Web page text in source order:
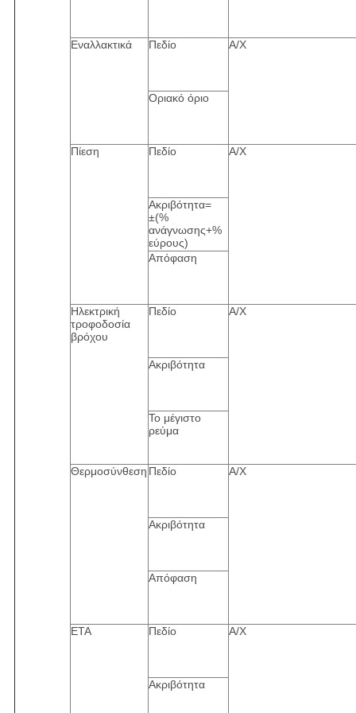
Εναλλακτικά Πεδίο Α/Χ
Οριακό όριο
Πίεση Πεδίο Α/Χ
Ακριβότητα=
±(%
ανάγνωσης+%
εύρους)
Απόφαση
Ηλεκτρική
τροφοδοσία
βρόχου
Πεδίο Α/Χ
Ακριβότητα
Το μέγιστο
ρεύμα
Θερμοσύνθεση Πεδίο Α/Χ
Ακριβότητα
Απόφαση
ΕΤΑ Πεδίο Α/Χ
Ακριβότητα